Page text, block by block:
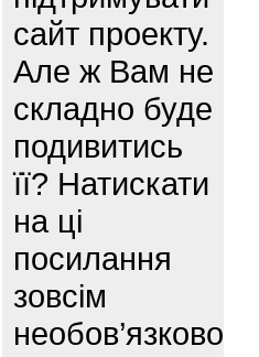
сайт проекту.
Але ж Вам не
складно буде
подивитись
її? Натискати
на ці
посилання
зовсім
необов’язково